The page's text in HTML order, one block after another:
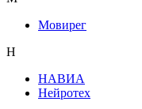
Мовирег
Н
НАВИА
Нейротех